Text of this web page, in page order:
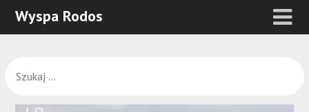
Wyspa Rodos